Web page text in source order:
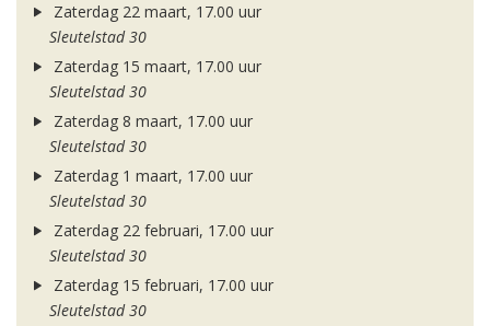
Zaterdag 22 maart, 17.00 uur
Sleutelstad 30
Zaterdag 15 maart, 17.00 uur
Sleutelstad 30
Zaterdag 8 maart, 17.00 uur
Sleutelstad 30
Zaterdag 1 maart, 17.00 uur
Sleutelstad 30
Zaterdag 22 februari, 17.00 uur
Sleutelstad 30
Zaterdag 15 februari, 17.00 uur
Sleutelstad 30